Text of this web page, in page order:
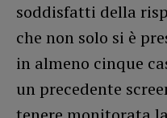
soddisfatti della
che non solo si è
in almeno cinque
un precedente